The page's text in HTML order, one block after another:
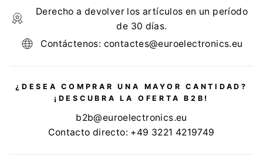
Derecho a devolver los artículos en un período
de 30 días.
Contáctenos: contactes@euroelectronics.eu
¿DESEA COMPRAR UNA MAYOR CANTIDAD?
¡DESCUBRA LA OFERTA B2B!
b2b@euroelectronics.eu
Contacto directo: +49 3221 4219749